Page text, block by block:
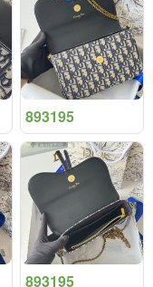
893195
893195